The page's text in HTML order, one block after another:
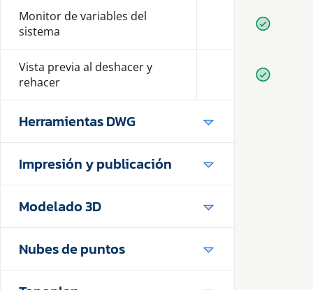
Monitor de variables del
sistema
Vista previa al deshacer y
rehacer
Herramientas DWG
Impresión y publicación
Modelado 3D
Nubes de puntos